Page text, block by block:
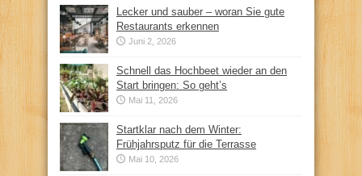
Lecker und sauber – woran Sie gute
Restaurants erkennen
Juni 2, 2026
Schnell das Hochbeet wieder an den
Start bringen: So geht’s
Mai 11, 2026
Startklar nach dem Winter:
Frühjahrsputz für die Terrasse
Mai 10, 2026